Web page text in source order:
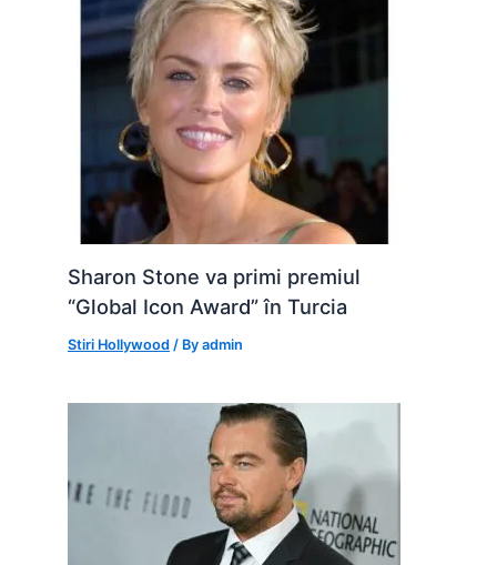
Sharon Stone va primi premiul
“Global Icon Award” în Turcia
Stiri Hollywood / Byadmin